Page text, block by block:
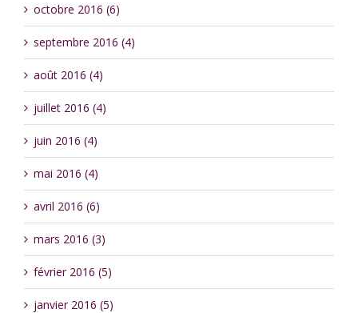
octobre 2016 (6)
septembre 2016 (4)
août 2016 (4)
juillet 2016 (4)
juin 2016 (4)
mai 2016 (4)
avril 2016 (6)
mars 2016 (3)
février 2016 (5)
janvier 2016 (5)